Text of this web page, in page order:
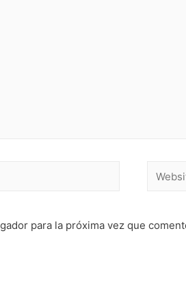
Website
para la próxima vez que